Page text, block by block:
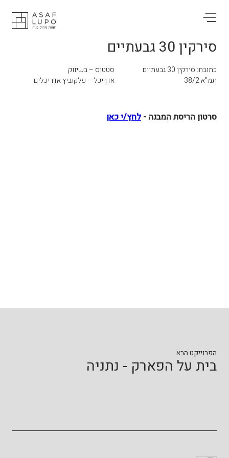
סירקין 30 גבעתיים
כתובת: סירקין 30 גבעתיים
תמ"א 38/2
סטטוס – בשיווק
אדריכל – פלקוביץ אדריכלים
סרטון הריסת המבנה -לחץ/י כאן
הפרוייקט הבא
בית על הפארק - נתניה